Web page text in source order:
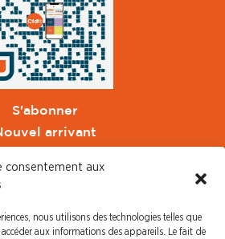
consentement aux
nous utilisons des technologies telles que
accéder aux informations des appareils. Le fait de
S'abonner
arrivant
CFDT Cadres